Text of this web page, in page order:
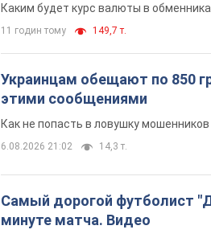
Каким будет курс валюты в
11 годин тому 149,7 т.
Украинцам обещают по 850
этими сообщениями
Как не попасть в ловушку мошенников
6.08.2026 21:02 14,3 т.
Самый дорогой футболист
минуте матча. Видео